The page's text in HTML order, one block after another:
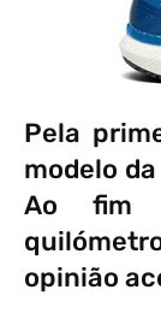
Pela
modelo
Ao fim
opinião